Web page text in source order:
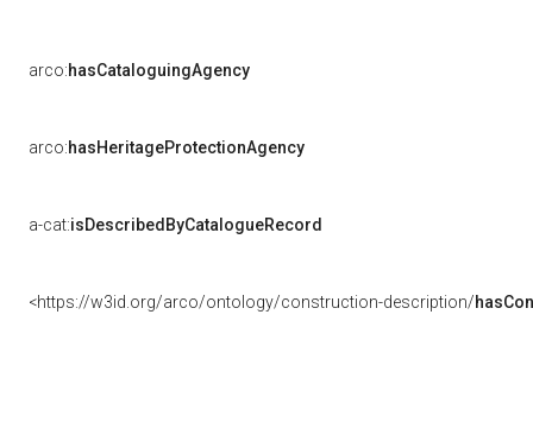
arco:hasCataloguingAgency
arco:hasHeritageProtectionAgency
a-cat:isDescribedByCatalogueRecord
<https://w3id.org/arco/ontology/construction-description/